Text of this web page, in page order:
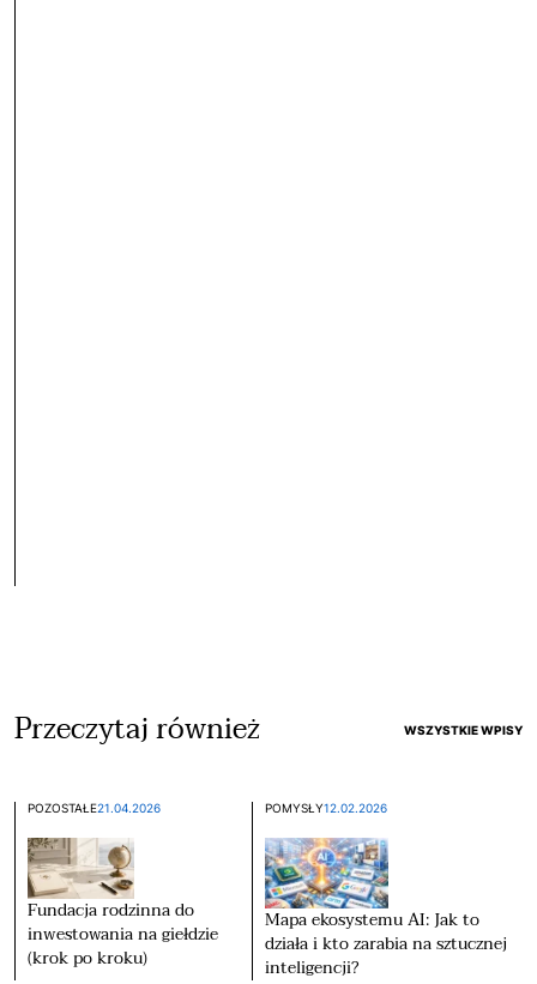
Przeczytaj również WSZYSTKIE WPISY
POZOSTAŁE21.04.2026
Fundacja rodzinna do
inwestowania na giełdzie
(krok po kroku)
POMYSŁY12.02.2026
Mapa ekosystemu AI: Jak to
działa i kto zarabia na sztucznej
inteligencji?